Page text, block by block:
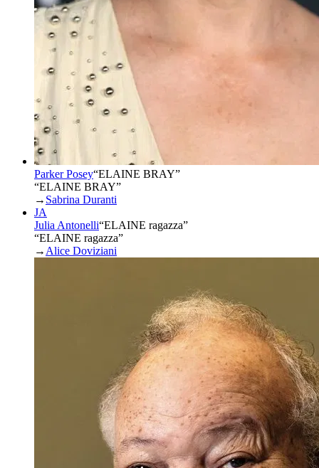
Parker Posey“ELAINE BRAY”
“ELAINE BRAY”
→ Sabrina Duranti
JA
Julia Antonelli“ELAINE ragazza”
“ELAINE ragazza”
→ Alice Doviziani